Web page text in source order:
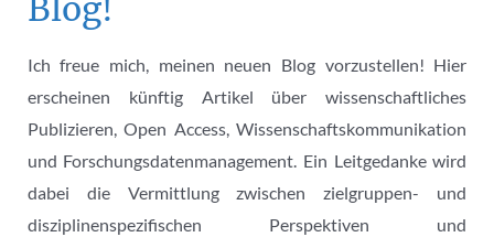
Blog!
Ich freue mich, meinen neuen Blog vorzustellen! Hier
erscheinen künftig Artikel über wissenschaftliches
Publizieren, Open Access, Wissenschaftskommunikation
und Forschungsdatenmanagement. Ein Leitgedanke wird
dabei die Vermittlung zwischen zielgruppen- und
disziplinenspezifischen Perspektiven und